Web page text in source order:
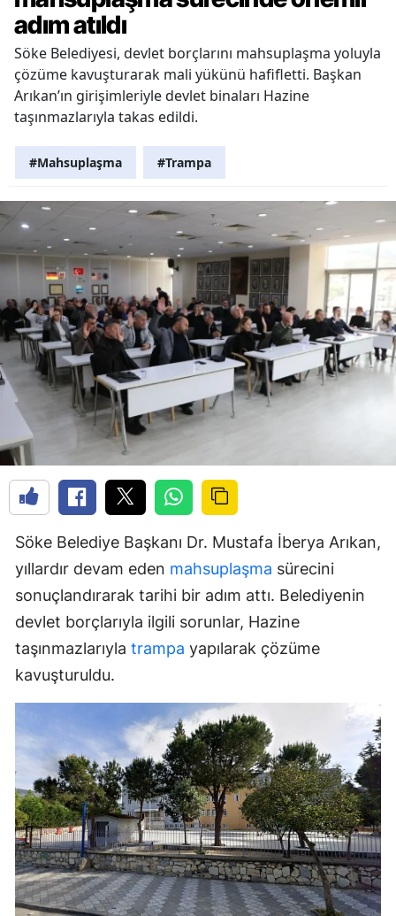
adım atıldı
Söke Belediyesi, devlet borçlarını mahsuplaşma yoluyla
çözüme kavuşturarak mali yükünü hafifletti. Başkan
Arıkan’ın girişimleriyle devlet binaları Hazine
taşınmazlarıyla takas edildi.
#Mahsuplaşma #Trampa
Söke Belediye Başkanı Dr. Mustafa İberya Arıkan,
yıllardır devam eden mahsuplaşma sürecini
sonuçlandırarak tarihi bir adım attı. Belediyenin
devlet borçlarıyla ilgili sorunlar, Hazine
taşınmazlarıyla trampa yapılarak çözüme
kavuşturuldu.